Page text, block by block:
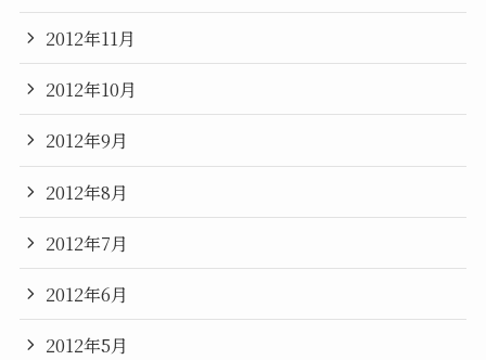
2012年11月
2012年10月
2012年9月
2012年8月
2012年7月
2012年6月
2012年5月